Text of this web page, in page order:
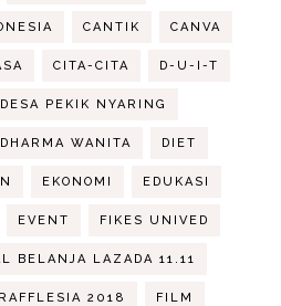
CANTIK CANVA
CITA-CITA D-U-I-T
DESA PEKIK NYARING
DHARMA WANITA DIET
EKONOMI EDUKASI
EVENT FIKES UNIVED
BELANJA LAZADA 11.11
2018 FILM